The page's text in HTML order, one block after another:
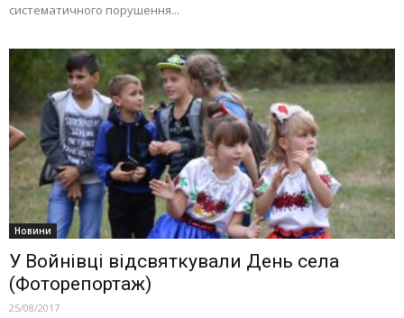
систематичного порушення...
Новини
У Войнівці відсвяткували День села
(Фоторепортаж)
25/08/2017